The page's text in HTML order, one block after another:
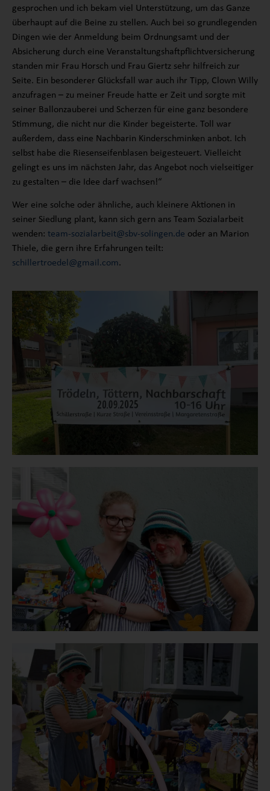
gesprochen und ich bekam viel Unterstützung, um das Ganze
überhaupt auf die Beine zu stellen. Auch bei so grundlegenden
Dingen wie der Anmeldung beim Ordnungsamt und der
Absicherung durch eine Veranstaltungshaftpflichtversicherung
standen mir Frau Horsch und Frau Giertz sehr hilfreich zur
Seite. Ein besonderer Glücksfall war auch ihr Tipp, Clown Willy
anzufragen – zu meiner Freude hatte er Zeit und sorgte mit
seiner Ballonzauberei und Scherzen für eine ganz besondere
Stimmung, die nicht nur die Kinder begeisterte. Toll war
außerdem, dass eine Nachbarin Kinderschminken anbot. Ich
selbst habe die Riesenseifenblasen beigesteuert. Vielleicht
gelingt es uns im nächsten Jahr, das Angebot noch vielseitiger
zu gestalten – die Idee darf wachsen!“
Wer eine solche oder ähnliche, auch kleinere Aktionen in
seiner Siedlung plant, kann sich gern ans Team Sozialarbeit
wenden: team-sozialarbeit@sbv-solingen.de oder an Marion
Thiele, die gern ihre Erfahrungen teilt:
schillertroedel@gmail.com.